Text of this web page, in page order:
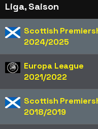
Liga, Saison
Scottish
2024/2025
Europa League
2021/2022
Scottish
2018/2019